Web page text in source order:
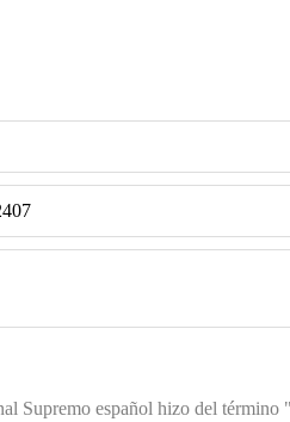
Supremo español hizo del